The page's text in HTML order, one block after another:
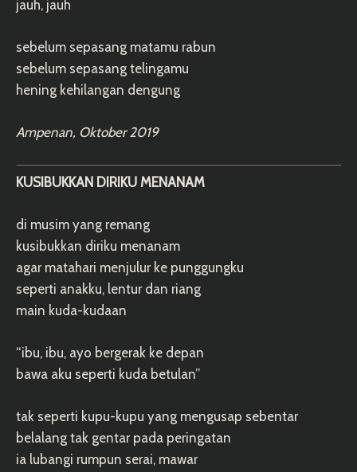
jauh, jauh
sebelum sepasang matamu rabun
sebelum sepasang telingamu
hening kehilangan dengung
Ampenan, Oktober 2019
KUSIBUKKAN DIRIKU MENANAM
di musim yang remang
kusibukkan diriku menanam
agar matahari menjulur ke punggungku
seperti anakku, lentur dan riang
main kuda-kudaan
“ibu, ibu, ayo bergerak ke depan
bawa aku seperti kuda betulan”
tak seperti kupu-kupu yang mengusap sebentar
belalang tak gentar pada peringatan
ia lubangi rumpun serai, mawar